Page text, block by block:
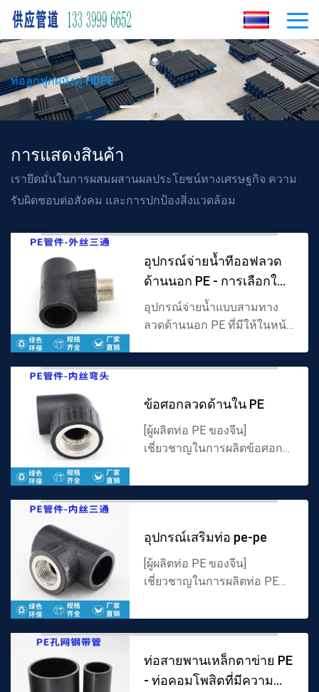
ท่อลูกฟูกผนังคู่ HDPE
การแสดงสินค้า
เรายึดมั่นในการผสมผสานผลประโยชน์ทางเศรษฐกิจ ความ
รับผิดชอบต่อสังคม และการปกป้องสิ่งแวดล้อม
อุปกรณ์จ่ายน้ำทีออฟลวด
ด้านนอก PE - การเลือกใช้
วัสดุคุณภาพสูง
อุปกรณ์จ่ายน้ำแบบสามทาง
ลวดด้านนอก PE ที่มีให้ในหน้า
สึกหรอต่อต้านริ้วรอยและอื่...
ข้อศอกลวดด้านใน PE
[ผู้ผลิตท่อ PE ของจีน]
เชี่ยวชาญในการผลิตข้อศอก
เกลียวภายในมุมฉาก 90 องศา
และอุปกรณ์เสริมท่อ PE ทุก
ข้อมูลจำเพ...
อุปกรณ์เสริมท่อ pe-pe
[ผู้ผลิตท่อ PE ของจีน]
เชี่ยวชาญในการผลิตท่อ PE
และอุปกรณ์เสริมท่อ PE ทุก
ชนิดให้รายการราคาล่าสุด
ข้อมูลจำเพาะที่สมบูรณ์สนับ
สนุนการป...
ท่อสายพานเหล็กตาข่าย PE
- ท่อคอมโพสิตที่มีความ